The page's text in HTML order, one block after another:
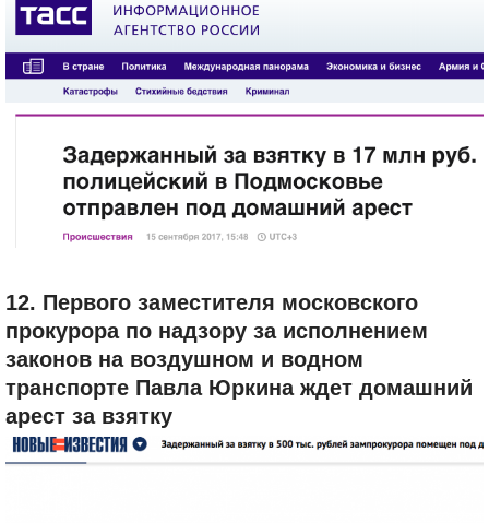
12. Первого заместителя московского
прокурора по надзору за исполнением
законов на воздушном и водном
транспорте Павла Юркина ждет домашний
арест за взятку